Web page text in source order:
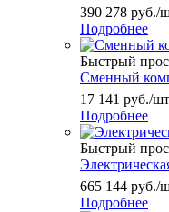
390 278 руб./
Подробнее
Быстрый
Сменный
17 141 руб./шт
Подробнее
Быстрый
665 144 руб./
Подробнее